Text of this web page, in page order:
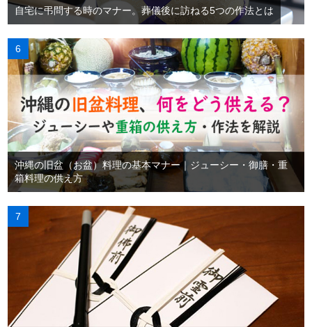
自宅に弔問する時のマナー。葬儀後に訪ねる5つの作法とは
沖縄の旧盆（お盆）料理の基本マナー｜ジューシー・御膳・重
箱料理の供え方